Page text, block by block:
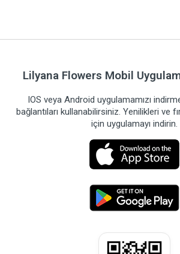
Lilyana Flowers Mobil
IOS veya Android uygulamamızı
bağlantıları kullanabilirsiniz. Yenilikleri ve
için uygulamayı indirin.